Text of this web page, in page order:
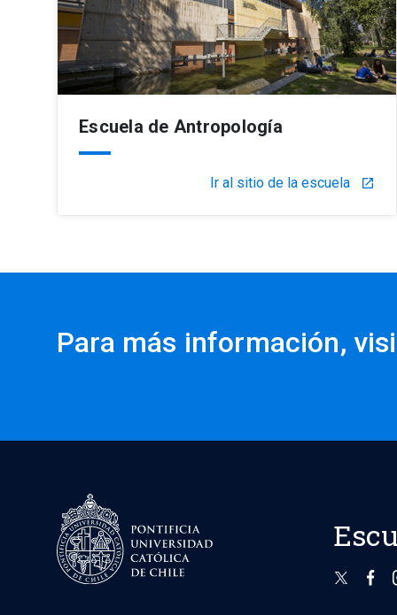
Escuela de Antropología
Ir al sitio de la escuela launch
Para más información,